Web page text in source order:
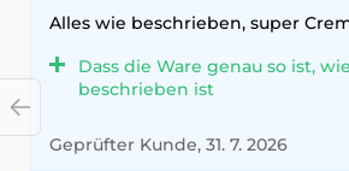
Alles wie beschrieben, super
Dass die Ware genau so ist,
beschrieben ist
Geprüfter Kunde, 31. 7. 2026